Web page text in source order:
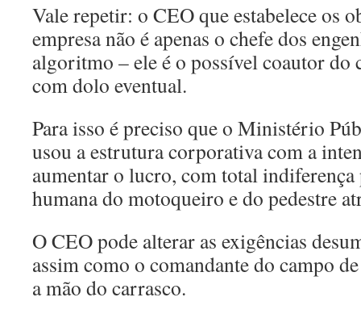
Vale repetir: o CEO que estabelece os
empresa não é apenas o chefe dos
algoritmo – ele é o possível coautor
com dolo eventual.
Para isso é preciso que o Ministério
usou a estrutura corporativa com a
aumentar o lucro, com total indiferença
humana do motoqueiro e do pedestre
O CEO pode alterar as exigências
assim como o comandante do campo
a mão do carrasco.